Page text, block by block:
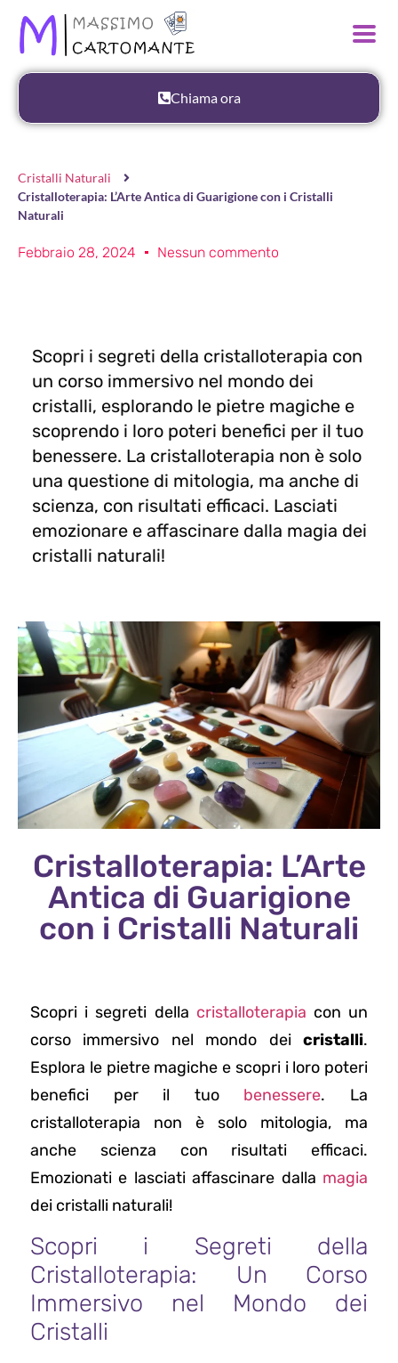
Chiama ora
Cristalli Naturali
Cristalloterapia: L’Arte Antica di Guarigione con i Cristalli
Naturali
Febbraio 28, 2024 Nessun commento
Scopri i segreti della cristalloterapia con
un corso immersivo nel mondo dei
cristalli, esplorando le pietre magiche e
scoprendo i loro poteri benefici per il tuo
benessere. La cristalloterapia non è solo
una questione di mitologia, ma anche di
scienza, con risultati efficaci. Lasciati
emozionare e affascinare dalla magia dei
cristalli naturali!
Cristalloterapia: L’Arte
Antica di Guarigione
con i Cristalli Naturali
Scopri i segreti della cristalloterapia con un
corso immersivo nel mondo dei cristalli.
Esplora le pietre magiche e scopri i loro poteri
benefici per il tuo benessere. La
cristalloterapia non è solo mitologia, ma
anche scienza con risultati efficaci.
Emozionati e lasciati affascinare dalla magia
dei cristalli naturali!
Scopri i Segreti della
Cristalloterapia: Un Corso
Immersivo nel Mondo dei
Cristalli